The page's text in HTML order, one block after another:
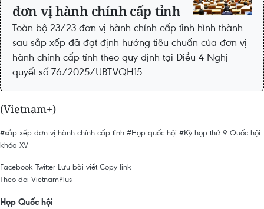
đơn vị hành chính cấp tỉnh
Toàn bộ 23/23 đơn vị hành chính cấp tỉnh hình thành
sau sắp xếp đã đạt định hướng tiêu chuẩn của đơn vị
hành chính cấp tỉnh theo quy định tại Điều 4 Nghị
quyết số 76/2025/UBTVQH15
(Vietnam+)
#sắp xếp đơn vị hành chính cấp tỉnh #Họp quốc hội #Kỳ họp thứ 9 Quốc hội
khóa XV
Facebook Twitter Lưu bài viết Copy link
Theo dõi VietnamPlus
Họp Quốc hội